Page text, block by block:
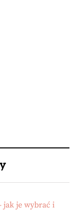
jak je wybrać i